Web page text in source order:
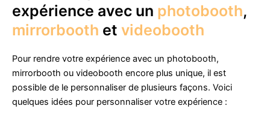
expérience avec un photobooth,
mirrorbooth et videobooth
Pour rendre votre expérience avec un photobooth,
mirrorbooth ou videobooth encore plus unique, il est
possible de le personnaliser de plusieurs façons. Voici
quelques idées pour personnaliser votre expérience :